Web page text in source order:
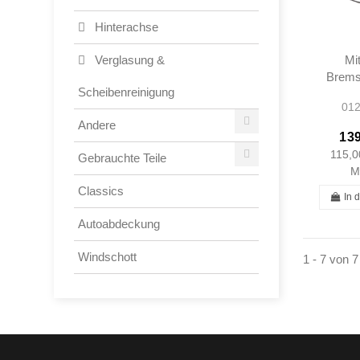
In
1 - 7 von
Hinterachse
Verglasung &
Scheibenreinigung
Andere
Gebrauchte Teile
Classics
Autoabdeckung
Windschott